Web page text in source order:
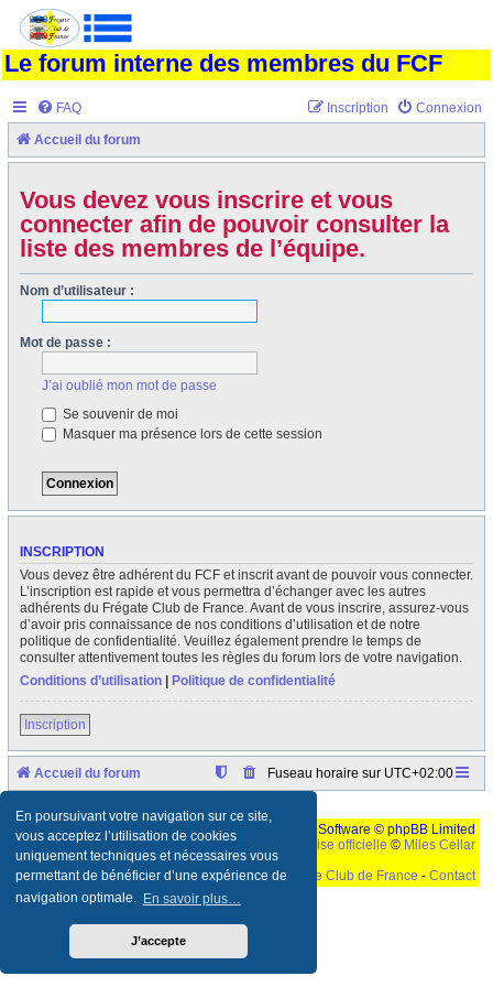
En poursuivant votre navigation sur ce site,
vous acceptez l’utilisation de cookies
uniquement techniques et nécessaires vous
permettant de bénéficier d’une expérience de
navigation optimale. En savoir plus…
J’accepte
Le forum interne des membres du FCF
FAQ Connexion
Inscription
Accueil du forum
Vous devez vous inscrire et vous
connecter afin de pouvoir consulter la
liste des membres de l’équipe.
Nom d’utilisateur :
Mot de passe :
J’ai oublié mon mot de passe
Se souvenir de moi
Masquer ma présence lors de cette session
INSCRIPTION
Vous devez être adhérent du FCF et inscrit avant de pouvoir vous connecter.
L’inscription est rapide et vous permettra d’échanger avec les autres
adhérents du Frégate Club de France. Avant de vous inscrire, assurez-vous
d’avoir pris connaissance de nos conditions d’utilisation et de notre
politique de confidentialité. Veuillez également prendre le temps de
consulter attentivement toutes les règles du forum lors de votre navigation.
Conditions d’utilisation
Politique de confidentialité
Inscription
Accueil du forum Fuseau horaire sur UTC+02:00
Développé parphpBB
® Forum Software © phpBB Limited
Traduction française officielle © Miles Cellar
©Le Frégate Club de France - Contact
Ceci est un texte de remplissage qui n'a pour but que forcer l'elargissement de la div page...
parametres d'affichage pas defaut de votre navigateur" faut bien trouver des paliatifs !